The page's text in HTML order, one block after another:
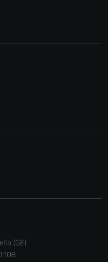
(GE)
Questi cookie
essere
non raccolgono
informazioni